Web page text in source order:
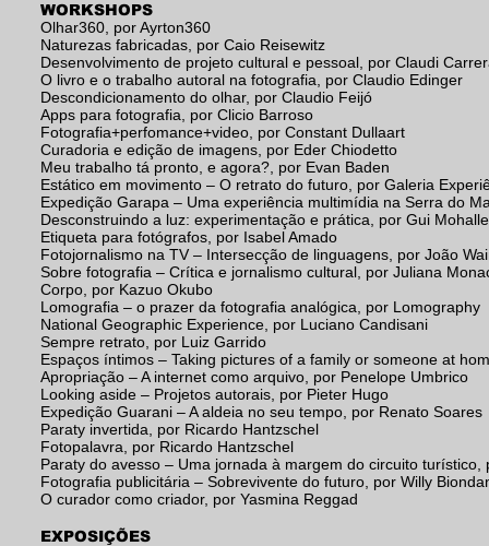
WORKSHOPS
Olhar360, por Ayrton360
Naturezas fabricadas, por Caio Reisewitz
Desenvolvimento de projeto cultural e pessoal, por Claudi
O livro e o trabalho autoral na fotografia, por Claudio Edinger
Descondicionamento do olhar, por Claudio Feijó
Apps para fotografia, por Clicio Barroso
Fotografia+perfomance+video, por Constant Dullaart
Curadoria e edição de imagens, por Eder Chiodetto
Meu trabalho tá pronto, e agora?, por Evan Baden
Estático em movimento – O retrato do futuro, por Galeria
Expedição Garapa – Uma experiência multimídia na Serra do
Desconstruindo a luz: experimentação e prática, por Gui
Etiqueta para fotógrafos, por Isabel Amado
Fotojornalismo na TV – Intersecção de linguagens, por João
Sobre fotografia – Crítica e jornalismo cultural, por Juliana
Corpo, por Kazuo Okubo
Lomografia – o prazer da fotografia analógica, por Lomography
National Geographic Experience, por Luciano Candisani
Sempre retrato, por Luiz Garrido
Espaços íntimos – Taking pictures of a family or someone at
Apropriação – A internet como arquivo, por Penelope Umbrico
Looking aside – Projetos autorais, por Pieter Hugo
Expedição Guarani – A aldeia no seu tempo, por Renato Soares
Paraty invertida, por Ricardo Hantzschel
Fotopalavra, por Ricardo Hantzschel
Paraty do avesso – Uma jornada à margem do circuito turístico,
Fotografia publicitária – Sobrevivente do futuro, por Willy
O curador como criador, por Yasmina Reggad
EXPOSIÇÕES